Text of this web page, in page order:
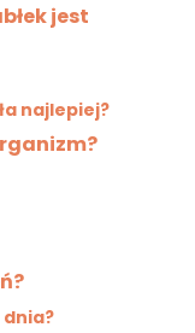
jest
najlepiej?
dnia?